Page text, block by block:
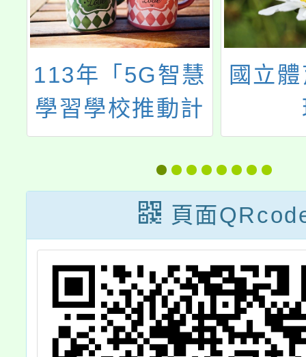
國立體育大學辦
理
「2023Python
和APCS程式設
計線上課程」活
動
忠貞
園市
「校
活」
獎勵
貴校
頁面